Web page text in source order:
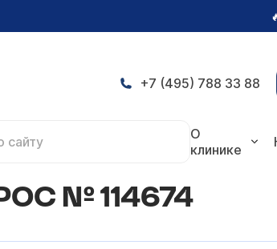
+7 (495) 788 33 88
О
клинике
№ 114674